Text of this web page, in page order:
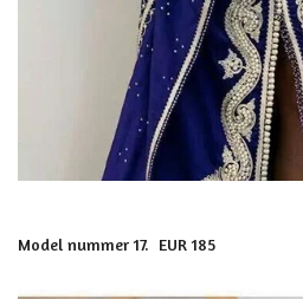
Model nummer 17. EUR 185